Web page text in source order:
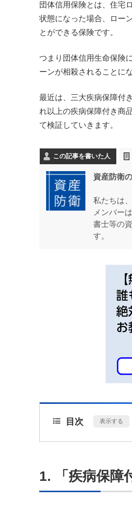
団体信用保険とは、住宅
状態になった場合、ロー
とができる保険です。
つまり団体信用生命保険
ーンが相殺されることに
最近は、三大疾病保障付
れ以上の疾病保障付き商
て検証していきます。
この記事を書いた人
資産防衛
私たちは
メンバー
書士等の
す。
目次 表示する
1. 「疾病保障